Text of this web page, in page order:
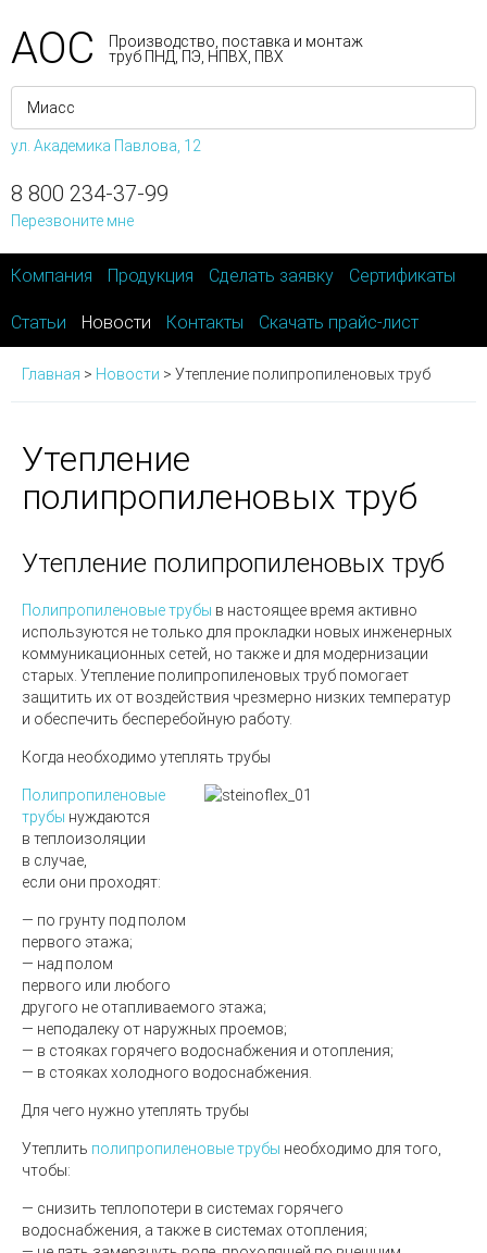
АОС
Производство, поставка и монтаж
труб ПНД, ПЭ, НПВХ, ПВХ
ул. Академика Павлова, 12
8 800 234-37-99
Перезвоните мне
Компания Продукция Сделать заявку Сертификаты
Статьи Новости Контакты Скачать прайс-лист
Главная > Новости > Утепление полипропиленовых труб
Утепление
полипропиленовых труб
Утепление полипропиленовых труб
Полипропиленовые трубы в настоящее время активно
используются не только для прокладки новых инженерных
коммуникационных сетей, но также и для модернизации
старых. Утепление полипропиленовых труб помогает
защитить их от воздействия чрезмерно низких температур
и обеспечить бесперебойную работу.
Когда необходимо утеплять трубы
Полипропиленовые
трубы нуждаются
в теплоизоляции
в случае,
если они проходят:
— по грунту под полом
первого этажа;
— над полом
первого или любого
другого не отапливаемого этажа;
— неподалеку от наружных проемов;
— в стояках горячего водоснабжения и отопления;
— в стояках холодного водоснабжения.
Для чего нужно утеплять трубы
Утеплить полипропиленовые трубы необходимо для того,
чтобы:
— снизить теплопотери в системах горячего
водоснабжения, а также в системах отопления;